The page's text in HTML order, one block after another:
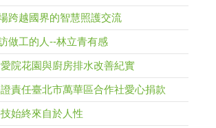
跨越國界的智慧照護交流
做工的人--林立青有感
院花園與廚房排水改善紀實
責任臺北市萬華區合作社愛心捐款
始終來自於人性